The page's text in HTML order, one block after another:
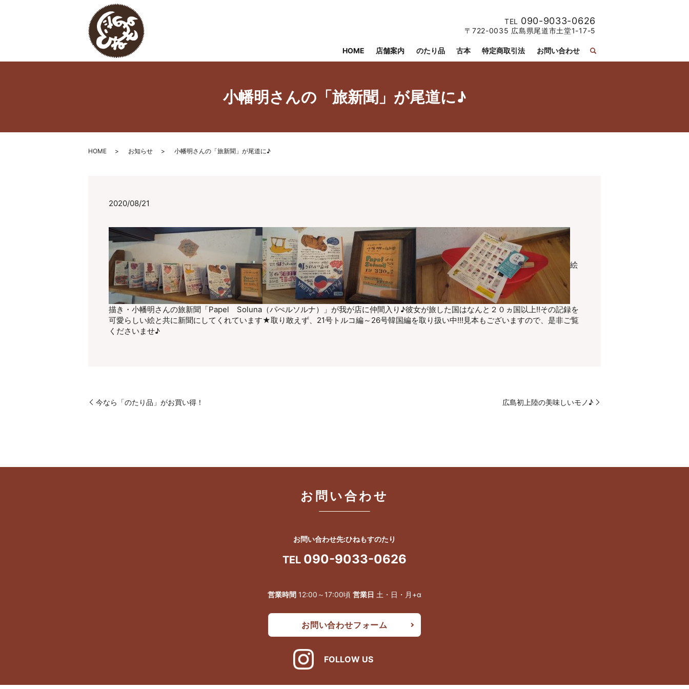
HOME 店舗案内 のたり品 古本 特定商取引法 お問い合わせ
TEL 090-9033-0626
〒722-0035 広島県尾道市土堂1-17-5
小幡明さんの「旅新聞」が尾道に♪
HOME お知らせ 小幡明さんの「旅新聞」が尾道に♪
2020/08/21
絵
描き・小幡明さんの旅新聞「Papel Soluna（パぺルソルナ）」が我が店に仲間入り♪彼女が旅した国はなんと２０ヵ国以上!!その記録を
可愛らしい絵と共に新聞にしてくれています★取り敢えず、21号トルコ編～26号韓国編を取り扱い中!!!見本もございますので、是非ご覧
くださいませ♪
今なら「のたり品」がお買い得！ 広島初上陸の美味しいモノ♪
お問い合わせ
お問い合わせ先:ひねもすのたり
TEL 090-9033-0626
営業時間 12:00～17:00頃 営業日 土・日・月+α
お問い合わせフォーム
FOLLOW US